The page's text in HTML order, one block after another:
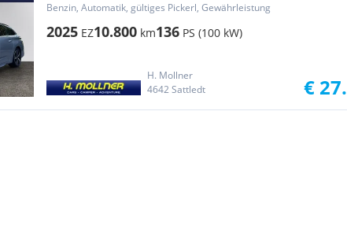
Benzin, Automatik, gültiges Pickerl, Gewährleistung
2025 EZ10.800 km136 PS (100 kW)
H. Mollner
4642 Sattledt
€